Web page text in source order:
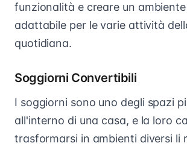
funzionalità e creare un
adattabile per le varie attività
quotidiana.
Soggiorni Convertibili
I soggiorni sono uno degli spazi
all'interno di una casa, e la loro
trasformarsi in ambienti diversi li